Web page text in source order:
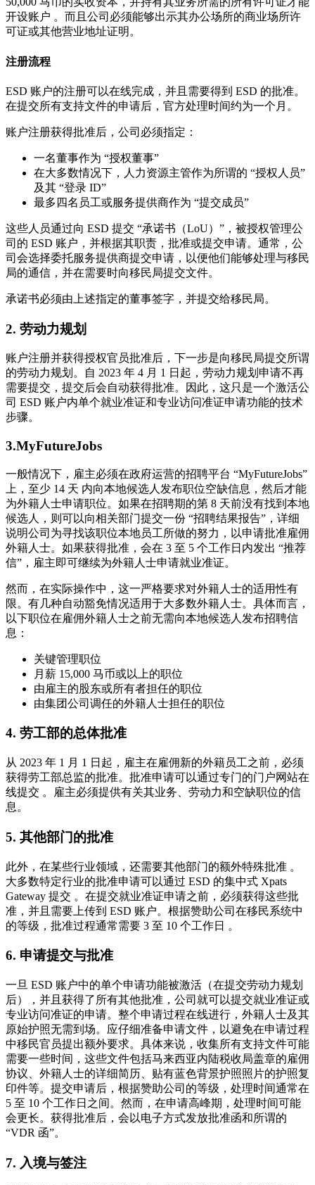
开设账户 。而且公司必须能够出示其办公场所的商业场所许
可证或其他营业地址证明。
注册流程
ESD 账户的注册可以在线完成，并且需要得到 ESD 的批准。
在提交所有支持文件的申请后，官方处理时间约为一个月。
账户注册获得批准后，公司必须指定：
一名董事作为 “授权董事”
在大多数情况下，人力资源主管作为所谓的 “授权人员”
及其 “登录 ID”
最多四名员工或服务提供商作为 “提交成员”
这些人员通过向 ESD 提交 “承诺书（LoU）”，被授权管理公
司的 ESD 账户，并根据其职责，批准或提交申请。通常，公
司会选择委托服务提供商提交申请，以便他们能够处理与移民
局的通信，并在需要时向移民局提交文件。
承诺书必须由上述指定的董事签字，并提交给移民局。
2. 劳动力规划
账户注册并获得授权官员批准后，下一步是向移民局提交所谓
的劳动力规划。自 2023 年 4 月 1 日起，劳动力规划申请不再
需要提交，提交后会自动获得批准。因此，这只是一个激活公
司 ESD 账户内单个就业准证和专业访问准证申请功能的技术
步骤。
3.MyFutureJobs
一般情况下，雇主必须在政府运营的招聘平台 “MyFutureJobs”
上，至少 14 天 内向本地候选人发布职位空缺信息，然后才能
为外籍人士申请职位。如果在招聘期的第 8 天前没有找到本地
候选人，则可以向相关部门提交一份 “招聘结果报告”，详细
说明公司为寻找该职位本地员工所做的努力，以申请批准雇佣
外籍人士。如果获得批准，会在 3 至 5 个工作日内发出 “推荐
信”，雇主即可继续为外籍人士申请就业准证。
然而，在实际操作中，这一严格要求对外籍人士的适用性有
限。有几种自动豁免情况适用于大多数外籍人士。具体而言，
以下职位在雇佣外籍人士之前无需向本地候选人发布招聘信
息：
关键管理职位
月薪 15,000 马币或以上的职位
由雇主的股东或所有者担任的职位
由集团公司调任的外籍人士担任的职位
4. 劳工部的总体批准
从 2023 年 1 月 1 日起，雇主在雇佣新的外籍员工之前，必须
获得劳工部总监的批准。批准申请可以通过专门的门户网站在
线提交 。雇主必须提供有关其业务、劳动力和空缺职位的信
息。
5. 其他部门的批准
此外，在某些行业领域，还需要其他部门的额外特殊批准 。
大多数特定行业的批准申请可以通过 ESD 的集中式 Xpats
Gateway 提交 。在提交就业准证申请之前，必须获得这些批
准，并且需要上传到 ESD 账户。根据赞助公司在移民系统中
的等级，批准过程通常需要 3 至 10 个工作日 。
6. 申请提交与批准
一旦 ESD 账户中的单个申请功能被激活（在提交劳动力规划
后），并且获得了所有其他批准，公司就可以提交就业准证或
专业访问准证的申请。整个申请过程在线进行，外籍人士及其
原始护照无需到场。应仔细准备申请文件，以避免在申请过程
中移民官员提出额外要求。具体来说，收集所有支持文件可能
需要一些时间，这些文件包括马来西亚内陆税收局盖章的雇佣
协议、外籍人士的详细简历、贴有蓝色背景护照照片的护照复
印件等。提交申请后，根据赞助公司的等级，处理时间通常在
5 至 10 个工作日之间。然而，在申请高峰期，处理时间可能
会更长。获得批准后，会以电子方式发放批准函和所谓的
“VDR 函”。
7. 入境与签注